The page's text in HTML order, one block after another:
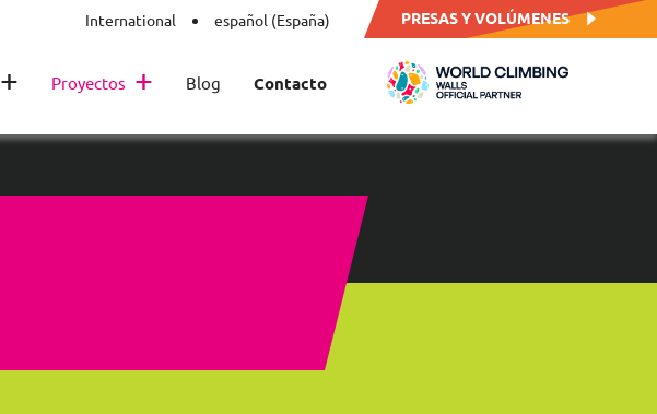
International español (España) PRESAS Y VOLÚMENES
+ Proyectos + Blog Contacto